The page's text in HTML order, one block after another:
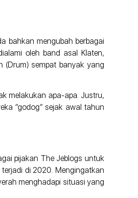
bahkan mengubah berbagai
oleh band asal Klaten,
(Drum) sempat banyak yang
melakukan apa-apa. Justru,
“godog” sejak awal tahun
pijakan The Jeblogs untuk
di 2020. Mengingatkan
menghadapi situasi yang